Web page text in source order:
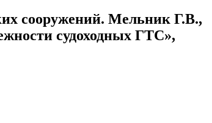
сооружений. Мельник Г.В.,
судоходных ГТС»,